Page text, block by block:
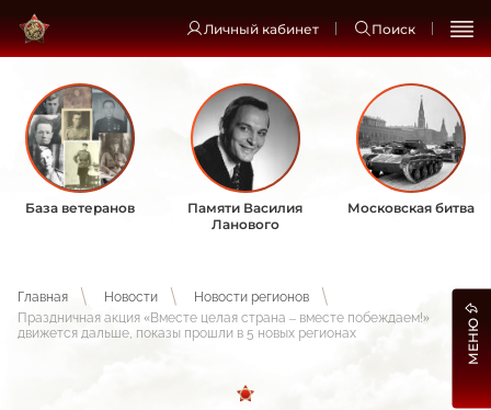
Личный кабинет Поиск
База ветеранов
Памяти Василия
Ланового
Московская битва
Главная Новости
Новости регионов
Праздничная акция «Вместе целая страна – вместе побеждаем!»
движется дальше, показы прошли в 5 новых регионах
МЕНЮ